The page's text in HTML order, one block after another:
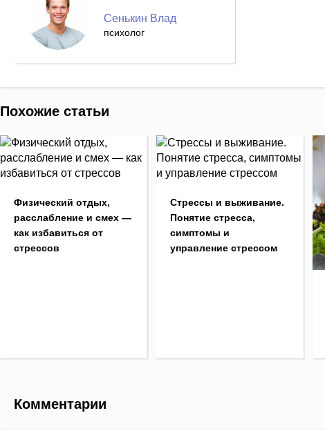
Сенькин Влад
психолог
Похожие статьи
Физический отдых,
расслабление и смех —
как избавиться от
стрессов
Стрессы и выживание.
Понятие стресса,
симптомы и
управление стрессом
Комментарии